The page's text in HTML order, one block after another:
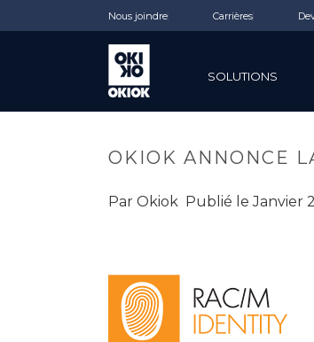
Nous joindre Carrières
SOLUTIONS
OKIOK ANNONCE
Par Okiok Publié leJanvier